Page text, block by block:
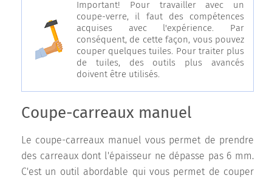
Important! Pour travailler avec un
coupe-verre, il faut des compétences
acquises avec l'expérience. Par
conséquent, de cette façon, vous pouvez
couper quelques tuiles. Pour traiter plus
de tuiles, des outils plus avancés
doivent être utilisés.
Coupe-carreaux manuel
Le coupe-carreaux manuel vous permet de prendre
des carreaux dont l'épaisseur ne dépasse pas 6 mm.
C'est un outil abordable qui vous permet de couper